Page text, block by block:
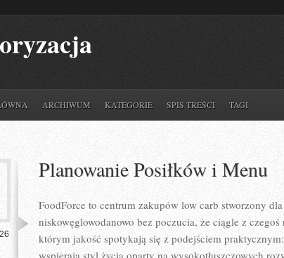
ARCHIWUM KATEGORIE SPIS TREŚCI TAGI
Planowanie Posiłków i Menu
FoodForce to centrum zakupów low carb stworzony
niskowęglowodanowo bez poczucia, że ciągle z
którym jakość spotykają się z podejściem
wspierają styl życia oparty na wysokotłuszczowych